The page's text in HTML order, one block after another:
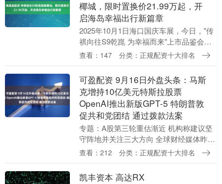
椰城，限时置换价21.99万起，开
启海岛幸福出行新篇章
2025年10月1日海口国庆车展，今日，"传
祺向往S9乾崑 为幸福而来"上市品鉴会于
海口璀璨启幕。这款被誉为"22万级华系插
查看：147 分类：正规配资十大排名
可盈配资 9月16日外盘头条：马斯
克增持10亿美元特斯拉股票
OpenAI推出新版GPT-5 特朗普敦
促共和党团结 通过拨款法案
专题：A股第三轮重估渐近 机构称建议坚
守阵地并关注三大方向 全球财经媒体昨夜
今晨共同关注的头条新闻主要有： 1、特
时拨款法....
查看：212 分类：正规配资十大排名
凯丰资本 高达RX